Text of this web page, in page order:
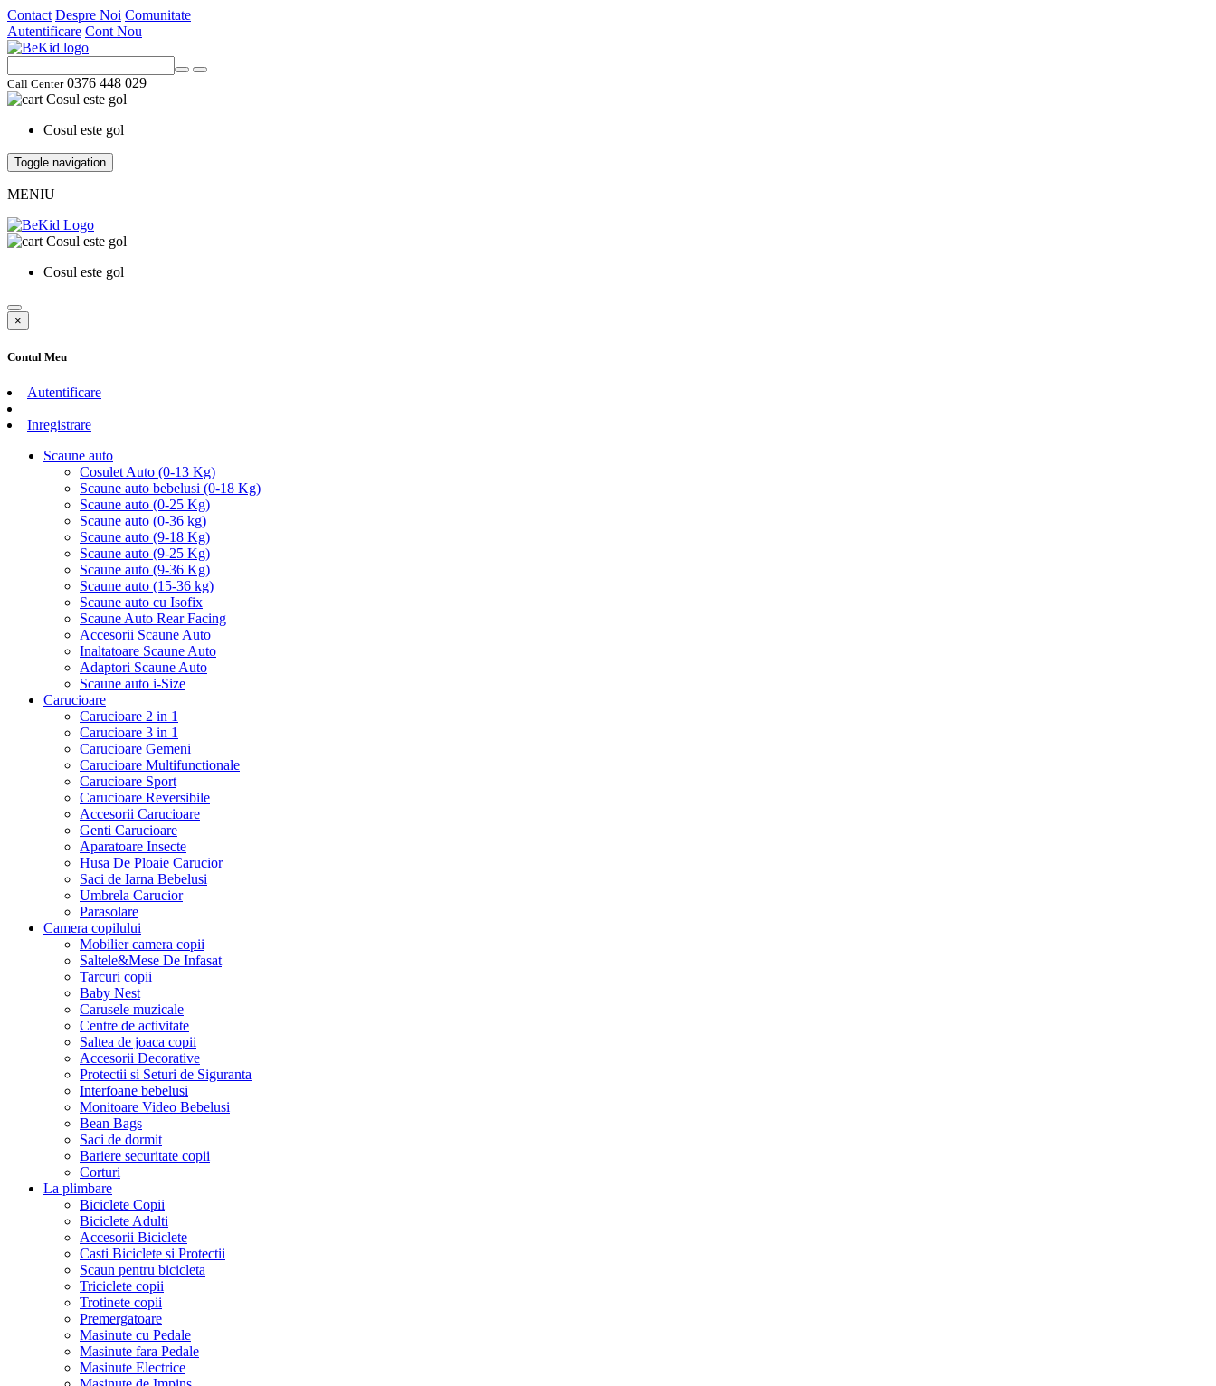
Contact Despre Noi Comunitate
Autentificare Cont Nou
Call Center0376 448 029
Cosul este gol
Cosul este gol
Toggle navigation
MENIU
Cosul este gol
Cosul este gol
×
Contul Meu
Autentificare
Inregistrare
Scaune auto
Cosulet Auto (0-13 Kg)
Scaune auto bebelusi (0-18 Kg)
Scaune auto (0-25 Kg)
Scaune auto (0-36 kg)
Scaune auto (9-18 Kg)
Scaune auto (9-25 Kg)
Scaune auto (9-36 Kg)
Scaune auto (15-36 kg)
Scaune auto cu Isofix
Scaune Auto Rear Facing
Accesorii Scaune Auto
Inaltatoare Scaune Auto
Adaptori Scaune Auto
Scaune auto i-Size
Carucioare
Carucioare 2 in 1
Carucioare 3 in 1
Carucioare Gemeni
Carucioare Multifunctionale
Carucioare Sport
Carucioare Reversibile
Accesorii Carucioare
Genti Carucioare
Aparatoare Insecte
Husa De Ploaie Carucior
Saci de Iarna Bebelusi
Umbrela Carucior
Parasolare
Camera copilului
Mobilier camera copii
Saltele&Mese De Infasat
Tarcuri copii
Baby Nest
Carusele muzicale
Centre de activitate
Saltea de joaca copii
Accesorii Decorative
Protectii si Seturi de Siguranta
Interfoane bebelusi
Monitoare Video Bebelusi
Bean Bags
Saci de dormit
Bariere securitate copii
Corturi
La plimbare
Biciclete Copii
Biciclete Adulti
Accesorii Biciclete
Casti Biciclete si Protectii
Scaun pentru bicicleta
Triciclete copii
Trotinete copii
Premergatoare
Masinute cu Pedale
Masinute fara Pedale
Masinute Electrice